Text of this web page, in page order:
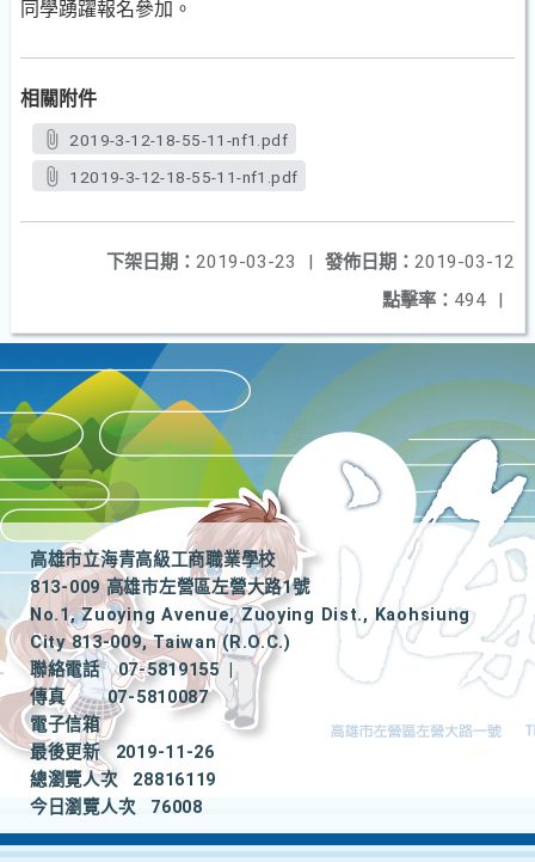
同學踴躍報名參加。
相關附件
2019-3-12-18-55-11-nf1.pdf
12019-3-12-18-55-11-nf1.pdf
發佈日期： 2019-03-12
下架日期： 2019-03-23
|
點擊率： 494 |
高雄市立海青高級工商職業學校
813-009 高雄市左營區左營大路1號
No.1, Zuoying Avenue, Zuoying Dist., Kaohsiung
City 813-009, Taiwan (R.O.C.)
聯絡電話
07-5819155
|
傳真
07-5810087
電子信箱
最後更新
2019-11-26
總瀏覽人次
28816119
今日瀏覽人次
76008